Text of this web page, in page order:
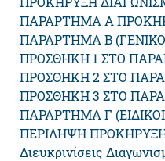
ΠΑΡΑΡΤΗΜΑ Α
ΠΑΡΑΡΤΗΜΑ Β
ΠΡΟΣΘΗΚΗ 1 ΣΤΟ
ΠΡΟΣΘΗΚΗ 2 ΣΤΟ
ΠΡΟΣΘΗΚΗ 3 ΣΤΟ
ΠΑΡΑΡΤΗΜΑ Γ
ΠΕΡΙΛΗΨΗ
Διευκρινίσεις